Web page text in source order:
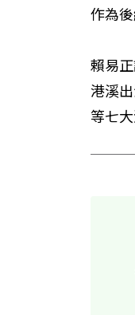
作為
賴易
港溪
等七